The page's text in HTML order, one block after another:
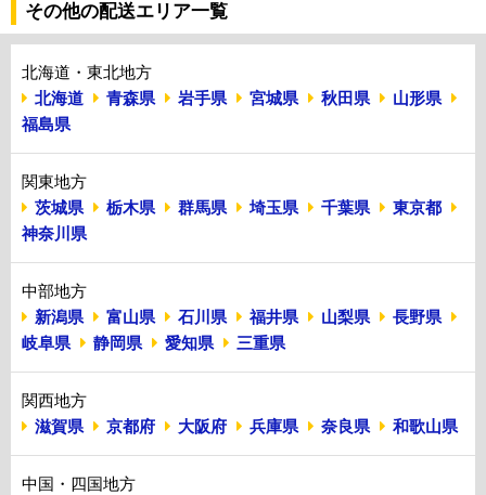
その他の配送エリア一覧
北海道・東北地方
北海道
青森県 岩手県 宮城県 秋田県
山形県
福島県
関東地方
茨城県
栃木県 群馬県 埼玉県 千葉県
東京都
神奈川県
中部地方
新潟県
富山県 石川県 福井県 山梨県
長野県
岐阜県
静岡県 愛知県 三重県
関西地方
滋賀県
京都府 大阪府 兵庫県 奈良県 和歌山県
中国・四国地方